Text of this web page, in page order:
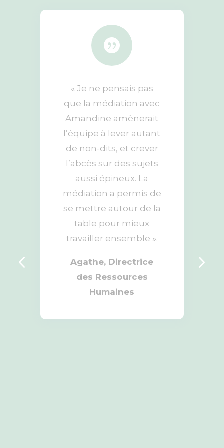

« Je ne pensais pas
que la médiation avec
Amandine amènerait
l’équipe à lever autant
de non-dits, et crever
l’abcès sur des sujets
aussi épineux. La
médiation a permis de
se mettre autour de la
table pour mieux
travailler ensemble ».
Agathe, Directrice
des Ressources
Humaines